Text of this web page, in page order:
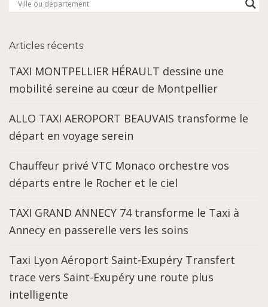
Articles récents
TAXI MONTPELLIER HÉRAULT dessine une
mobilité sereine au cœur de Montpellier
ALLO TAXI AEROPORT BEAUVAIS transforme le
départ en voyage serein
Chauffeur privé VTC Monaco orchestre vos
départs entre le Rocher et le ciel
TAXI GRAND ANNECY 74 transforme le Taxi à
Annecy en passerelle vers les soins
Taxi Lyon Aéroport Saint-Exupéry Transfert
trace vers Saint-Exupéry une route plus
intelligente